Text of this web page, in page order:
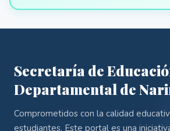
Secretaría de
Departamental de
Comprometidos con la calidad
estudiantes. Este portal es una